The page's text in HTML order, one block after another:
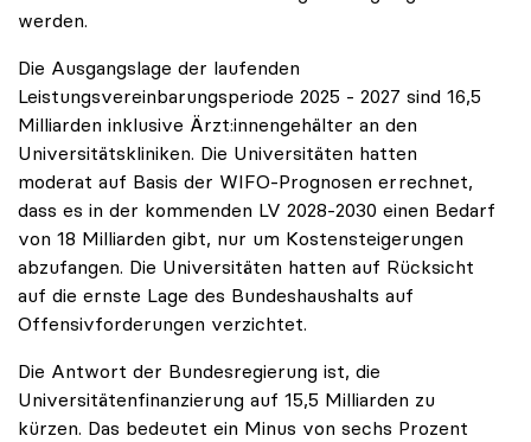
werden.
Die Ausgangslage der laufenden
Leistungsvereinbarungsperiode 2025 - 2027 sind 16,5
Milliarden inklusive Ärzt:innengehälter an den
Universitätskliniken. Die Universitäten hatten
moderat auf Basis der WIFO-Prognosen errechnet,
dass es in der kommenden LV 2028-2030 einen Bedarf
von 18 Milliarden gibt, nur um Kostensteigerungen
abzufangen. Die Universitäten hatten auf Rücksicht
auf die ernste Lage des Bundeshaushalts auf
Offensivforderungen verzichtet.
Die Antwort der Bundesregierung ist, die
Universitätenfinanzierung auf 15,5 Milliarden zu
kürzen. Das bedeutet ein Minus von sechs Prozent